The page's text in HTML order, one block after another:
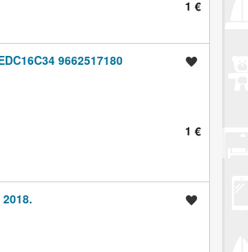
1 €
9662517180
1 €